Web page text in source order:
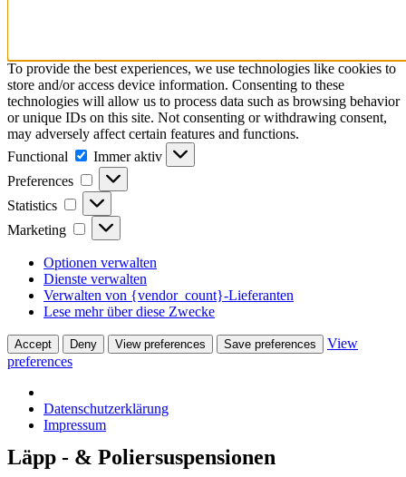
To provide the best experiences, we use technologies like cookies to
store and/or access device information. Consenting to these
technologies will allow us to process data such as browsing behavior
or unique IDs on this site. Not consenting or withdrawing consent,
may adversely affect certain features and functions.
Functional
Functional
Immer aktiv
Preferences
Preferences
Statistics Statistics
Marketing Marketing
Optionen verwalten
Dienste verwalten
Verwalten von {vendor_count}-Lieferanten
Lese mehr über diese Zwecke
Accept Deny View preferences Save preferences
View
preferences
Datenschutzerklärung
Impressum
Läpp - & Poliersuspensionen